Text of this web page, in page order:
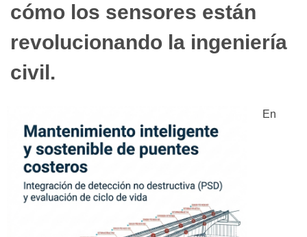
cómo los sensores están
revolucionando la ingeniería
civil.
En